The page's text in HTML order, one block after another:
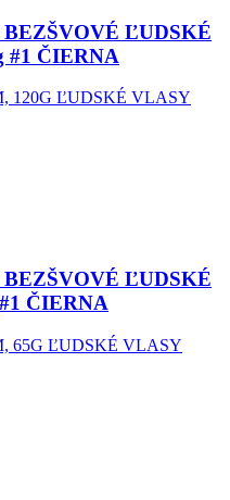
ĽUDSKÉ
#1 ČIERNA
120G ĽUDSKÉ VLASY
ĽUDSKÉ
ČIERNA
65G ĽUDSKÉ VLASY